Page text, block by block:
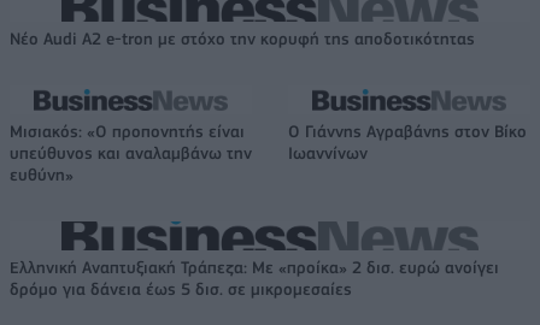
Νέο Audi A2 e-tron με στόχο την κορυφή της αποδοτικότητας
Μισιακός: «Ο προπονητής είναι
υπεύθυνος και αναλαμβάνω την
ευθύνη»
Ο Γιάννης Αγραβάνης στον Βίκο
Ιωαννίνων
Ελληνική Αναπτυξιακή Τράπεζα: Με «προίκα» 2 δισ. ευρώ ανοίγει
δρόμο για δάνεια έως 5 δισ. σε μικρομεσαίες